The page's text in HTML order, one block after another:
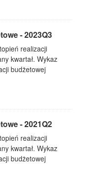
- 2023Q3
realizacji
kwartał. Wykaz
budżetowej
- 2021Q2
realizacji
kwartał. Wykaz
budżetowej